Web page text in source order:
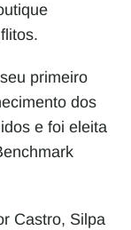
primeiro
dos
e foi eleita
Castro, Silpa